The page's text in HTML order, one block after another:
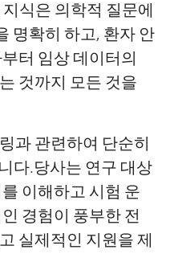
식은 의학적 질문에
명확히 하고, 환자 안
터 임상 데이터의
것까지 모든 것을
과 관련하여 단순히
다.당사는 연구 대상
이해하고 시험 운
경험이 풍부한 전
실제적인 지원을 제